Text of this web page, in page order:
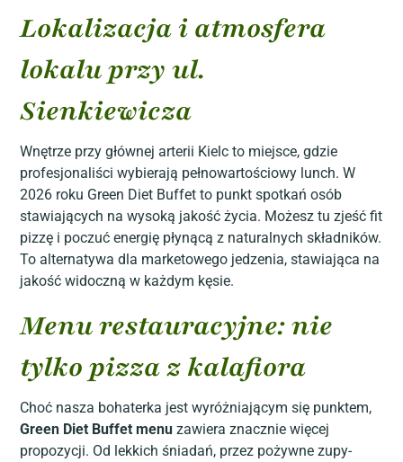
Lokalizacja i atmosfera
lokalu przy ul.
Sienkiewicza
Wnętrze przy głównej arterii Kielc to miejsce, gdzie
profesjonaliści wybierają pełnowartościowy lunch. W
2026 roku Green Diet Buffet to punkt spotkań osób
stawiających na wysoką jakość życia. Możesz tu zjeść fit
pizzę i poczuć energię płynącą z naturalnych składników.
To alternatywa dla marketowego jedzenia, stawiająca na
jakość widoczną w każdym kęsie.
Menu restauracyjne: nie
tylko pizza z kalafiora
Choć nasza bohaterka jest wyróżniającym się punktem,
Green Diet Buffet menu zawiera znacznie więcej
propozycji. Od lekkich śniadań, przez pożywne zupy-